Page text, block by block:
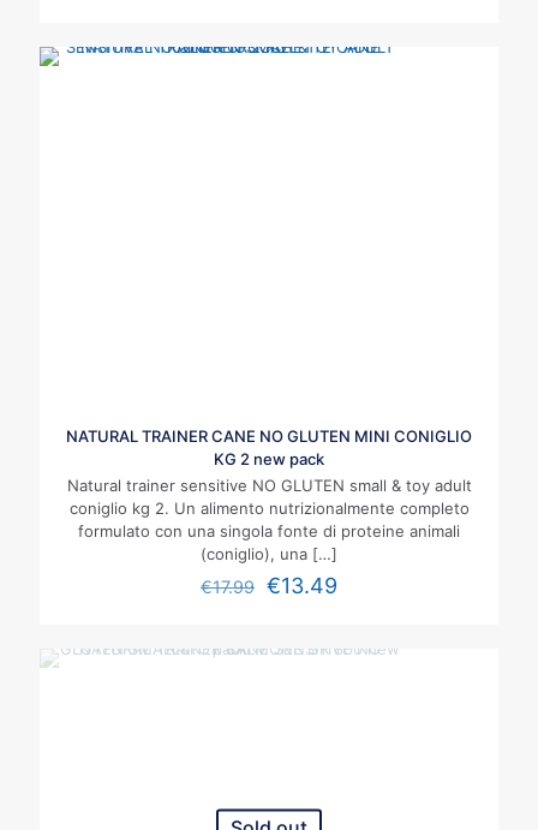
NATURAL TRAINER CANE NO GLUTEN MINI CONIGLIO
KG 2 new pack
Natural trainer sensitive NO GLUTEN small & toy adult
coniglio kg 2. Un alimento nutrizionalmente completo
formulato con una singola fonte di proteine animali
(coniglio), una […]
€17.99 €13.49